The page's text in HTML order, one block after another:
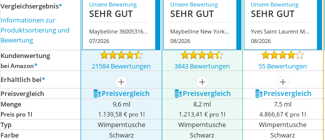
Vergleichsergebnis*
Informationen zur
Produktsortierung und
Bewertung
Unsere Bewertung
SEHR GUT
Maybelline 3600531629106
07/2026
Unsere Bewertung
SEHR GUT
Maybelline New York The Falsies Black Drama Volum'Express
08/2026
Unsere Bewertung
SEHR GUT
Yves Saint Laurent Mascara Volume Effet Faux Cils
08/2026
Kundenwertung
bei Amazon* 21584 Bewertungen 3843 Bewertungen 55 Bewertungen
Erhältlich bei*
mehr anzeigen mehr anzeigen mehr anzeigen
Preis­vergleich
Preis­vergleich Preis­vergleich Preis­vergleich
Menge
Preis pro 1l
9,6 ml
1.139,58 € pro 1l
8,2 ml
1.213,41 € pro 1l
7,5 ml
4.866,67 € pro 1l
Typ Wimperntusche Wimperntusche Wimperntusche
Farbe
Schwarz Schwarz Schwarz